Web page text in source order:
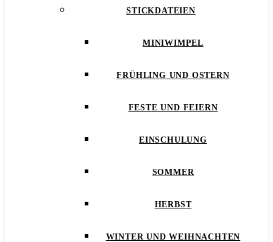
STICKDATEIEN
MINIWIMPEL
FRÜHLING UND OSTERN
FESTE UND FEIERN
EINSCHULUNG
SOMMER
HERBST
WINTER UND WEIHNACHTEN